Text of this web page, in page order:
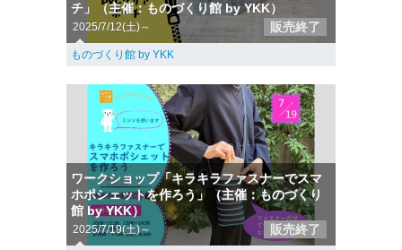
チ」（主催：ものづくり館 by YKK）
2025/7/12(土)～ 販売終了
ものづくり館 by YKK
ワークショップ「キラキラファスナーでスマ
ホポシェットを作ろう」（主催：ものづくり
館 by YKK）
2025/7/19(土)～ 販売終了